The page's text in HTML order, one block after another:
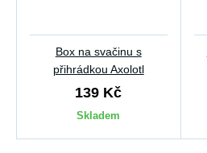
Box na svačinu s
přihrádkou Axolotl
139 Kč
Skladem